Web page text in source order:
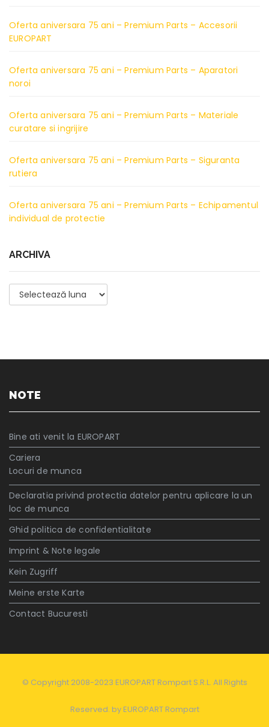
Oferta aniversara 75 ani – Premium Parts – Accesorii
EUROPART
Oferta aniversara 75 ani – Premium Parts – Aparatori
noroi
Oferta aniversara 75 ani – Premium Parts – Materiale
curatare si ingrijire
Oferta aniversara 75 ani – Premium Parts – Siguranta
rutiera
Oferta aniversara 75 ani – Premium Parts – Echipamentul
individual de protectie
ARCHIVA
Archiva
NOTE
Bine ati venit la EUROPART
Cariera
Locuri de munca
Declaratia privind protectia datelor pentru aplicare la un
loc de munca
Ghid politica de confidentialitate
Imprint & Note legale
Kein Zugriff
Meine erste Karte
Contact Bucuresti
© Copyright 2008-2023 EUROPART Rompart S.R.L. All Rights
Reserved. byEUROPART Rompart